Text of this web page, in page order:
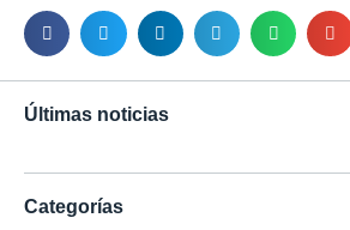
Últimas noticias
Categorías